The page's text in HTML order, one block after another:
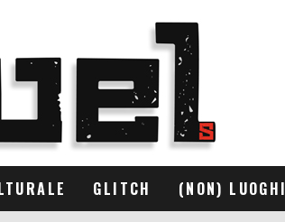
GLITCH (NON) LUOGHI